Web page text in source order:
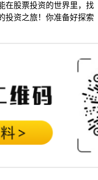
在股票投资的世界里，找
投资之旅！你准备好探索